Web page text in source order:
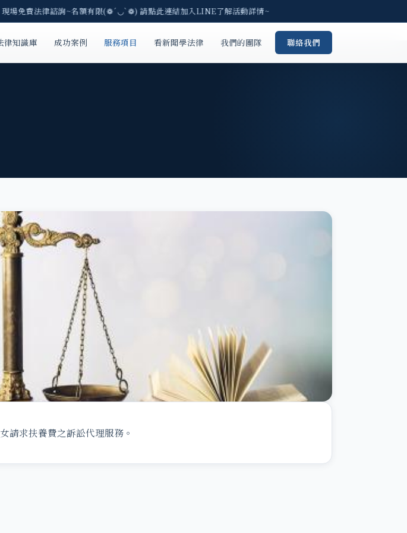
免費法律諮詢~名額有限(❁´◡`❁) 請點此連結加入LINE了解活動詳情~
律知識庫 成功案例 服務項目 看新聞學法律 我們的團隊 聯絡我們
請求扶養費之訴訟代理服務。